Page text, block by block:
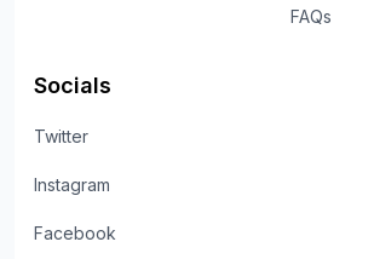
FAQs
Socials
Twitter
Instagram
Facebook